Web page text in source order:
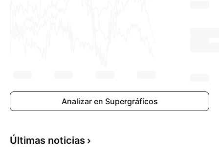
Analizar en Supergráficos
Últimas noticias